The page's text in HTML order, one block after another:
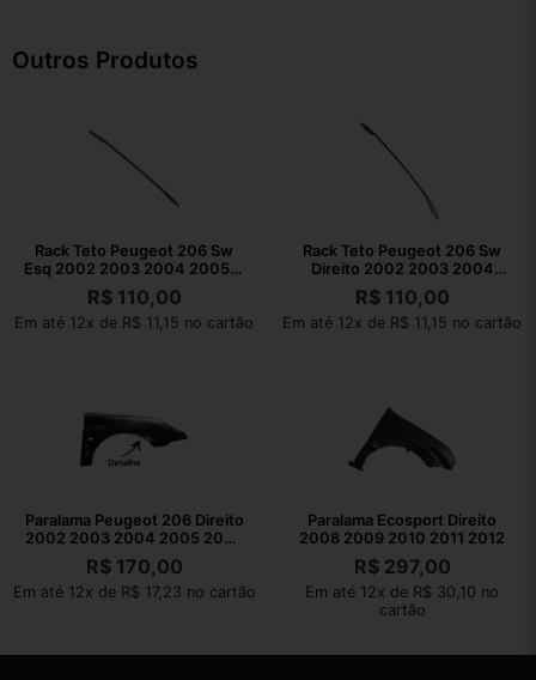
Outros Produtos
Rack Teto Peugeot 206 Sw
Esq 2002 2003 2004 2005 A
2008 Preto
R$110,00
Em até 12x de R$ 11,15 no cartão
Rack Teto Peugeot 206 Sw
Direito 2002 2003 2004
2005 A 2008 Preto
R$110,00
Em até 12x de R$ 11,15 no cartão
Paralama Peugeot 206 Direito
2002 2003 2004 2005 2006
A 2008
R$170,00
Em até 12x de R$ 17,23 no cartão
Paralama Ecosport Direito
2008 2009 2010 2011 2012
R$297,00
Em até 12x de R$ 30,10 no
cartão